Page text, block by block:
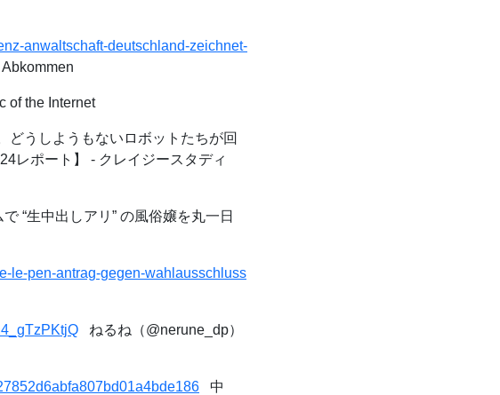
anwaltschaft-deutschland-zeichnet-
of the Internet
どうしようもないロボットたちが回
レポート】 - クレイジースタディ
“生中出しアリ” の風俗嬢を丸一日
le-pen-antrag-gegen-wahlausschluss
ねるね（@nerune_dp）
中